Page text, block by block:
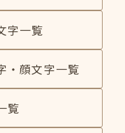
字一覧
・顔文字一覧
覧